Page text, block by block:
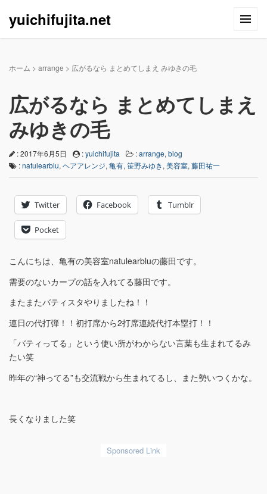
yuichifujita.net
ホーム > arrange > 広がるなら まとめてしまえ みゆきの毛
広がるなら まとめてしまえ
みゆきの毛
: 2017年6月5日 :yuichifujita :arrange, blog
:natulearblu, ヘアアレンジ, 亀有, 笹野みゆき, 美容室, 藤田祐一
Twitter Facebook Tumblr
Pocket
こんにちは、亀有の美容室natulearbluの藤田です。
需要のないカープの話を入れてる藤田です。
またまたバティスタやりましたね！！
連日の代打弾！！初打席から2打席連続代打本塁打！！
「バティってる」という使い所がわからない言葉も生まれてるみ
たい笑
昨年の“神ってる”も交流戦から生まれてるし、また勢いつくかな。
長くなりました笑